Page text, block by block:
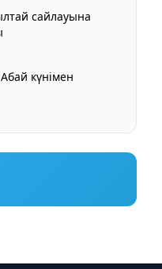
сайлауына
күнімен